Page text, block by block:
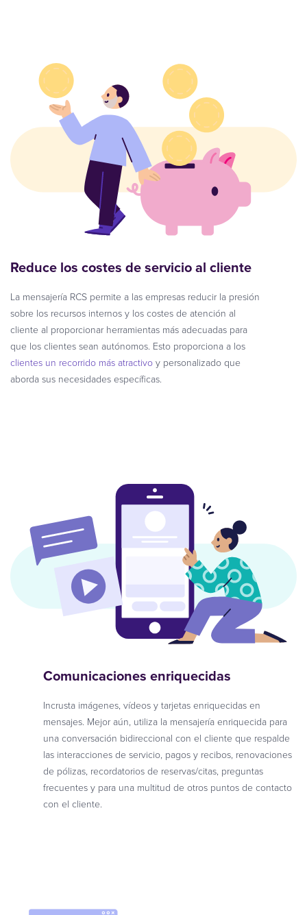
Reduce los costes de servicio al cliente
La mensajería RCS permite a las empresas reducir la presión
sobre los recursos internos y los costes de atención al
cliente al proporcionar herramientas más adecuadas para
que los clientes sean autónomos. Esto proporciona a los
clientes un recorrido más atractivoy personalizado que
aborda sus necesidades específicas.
Comunicaciones enriquecidas
Incrusta imágenes, vídeos y tarjetas enriquecidas en
mensajes. Mejor aún, utiliza la mensajería enriquecida para
una conversación bidireccional con el cliente que respalde
las interacciones de servicio, pagos y recibos, renovaciones
de pólizas, recordatorios de reservas/citas, preguntas
frecuentes y para una multitud de otros puntos de contacto
con el cliente.